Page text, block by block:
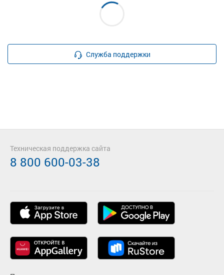
Служба поддержки
Техническая поддержка сайта
8 800 600-03-38